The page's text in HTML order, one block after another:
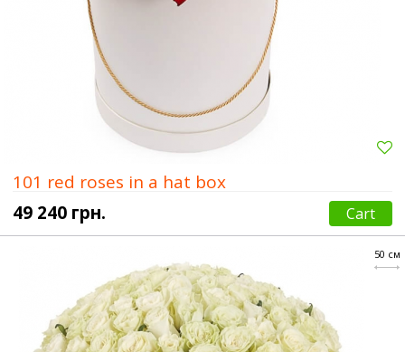
101 red roses in a hat box
49 240 грн.
Cart
50 см